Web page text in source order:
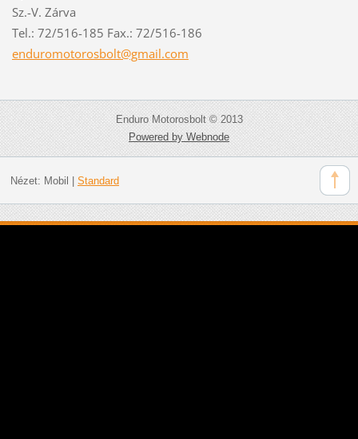
Sz.-V. Zárva
Tel.: 72/516-185 Fax.: 72/516-186
enduromotorosbolt@gmail.com
Enduro Motorosbolt © 2013
Powered by Webnode
Nézet: Mobil Standard